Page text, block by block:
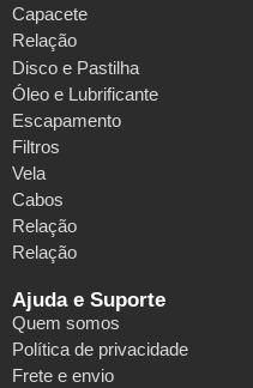
Capacete
Relação
Disco e Pastilha
Óleo e Lubrificante
Escapamento
Filtros
Vela
Cabos
Relação
Relação
Ajuda e Suporte
Quem somos
Política de privacidade
Frete e envio